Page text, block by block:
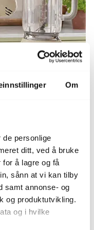
Om
de personlige
ditt, ved å bruke
å lagre og få
sånn at vi kan tilby
samt annonse- og
og produktutvikling.
og i hvilke